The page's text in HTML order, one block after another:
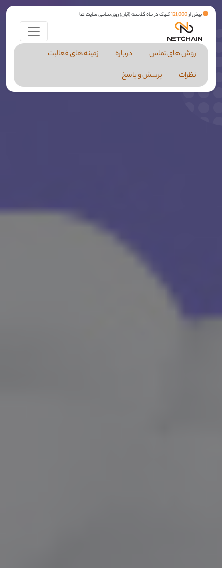
بیش از121,000کلیک در ماه گذشته (آبان) روی تمامی سایت ها
روش های تماس درباره
زمینه های فعالیت
نظرات
پرسش و پاسخ